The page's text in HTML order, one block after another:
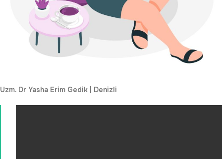
Uzm. Dr Yasha Erim Gedik | Denizli